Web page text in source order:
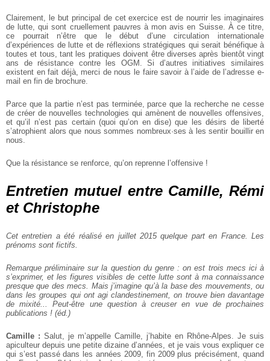
Clairement, le but principal de cet exercice est de nourrir les imaginaires
de lutte, qui sont cruellement pauvres à mon avis en Suisse. À ce titre,
ce pourrait n’être que le début d’une circulation internationale
d’expériences de lutte et de réflexions stratégiques qui serait bénéfique à
toutes et tous, tant les pratiques doivent être diverses après bientôt vingt
ans de résistance contre les OGM. Si d’autres initiatives similaires
existent en fait déjà, merci de nous le faire savoir à l’aide de l’adresse e-
mail en fin de brochure.
Parce que la partie n’est pas terminée, parce que la recherche ne cesse
de créer de nouvelles technologies qui amènent de nouvelles offensives,
et qu’il n’est pas certain (quoi qu’on en dise) que les désirs de liberté
s’atrophient alors que nous sommes nombreux·ses à les sentir bouillir en
nous.
Que la résistance se renforce, qu’on reprenne l’offensive !
Entretien mutuel entre Camille, Rémi
et Christophe
Cet entretien a été réalisé en juillet 2015 quelque part en France. Les
prénoms sont fictifs.
Remarque préliminaire sur la question du genre : on est trois mecs ici à
s’exprimer, et les figures visibles de cette lutte sont à ma connaissance
presque que des mecs. Mais j’imagine qu’à la base des mouvements, ou
dans les groupes qui ont agi clandestinement, on trouve bien davantage
de mixité... Peut-être une question à creuser en vue de prochaines
publications ! (éd.)
Camille : Salut, je m’appelle Camille, j’habite en Rhône-Alpes. Je suis
apiculteur depuis une petite dizaine d’années, et je vais vous expliquer ce
qui s’est passé dans les années 2009, fin 2009 plus précisément, quand